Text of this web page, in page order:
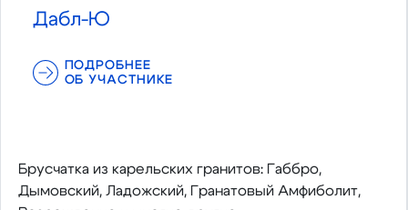
Дабл-Ю
ПОДРОБНЕЕ
ОБ УЧАСТНИКЕ
Брусчатка из карельских гранитов: Габбро,
Дымовский, Ладожский, Гранатовый Амфиболит,